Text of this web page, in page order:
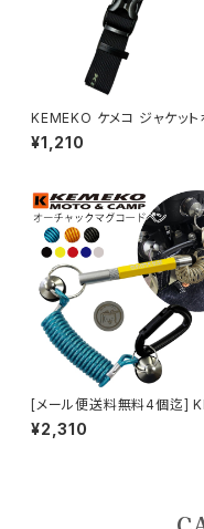
KEMEKO ケメコ ジャケット
ダー 荷物ストラップ ロングタ
プ 40cm
¥1,210
[メール便送料無料4個迄]
EKO ケメコ NEWオーチャッ
マグコード 多機能スタイラス
¥2,310